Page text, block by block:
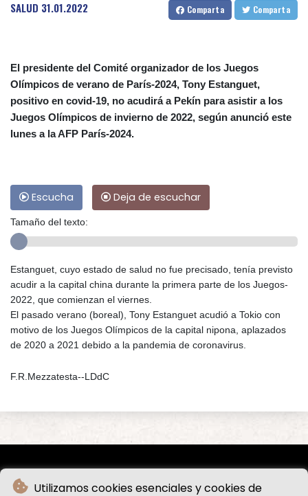
Utilizamos cookies esenciales y cookies de
SALUD 31.01.2022 Comparta Comparta
El presidente del Comité organizador de los Juegos
Olímpicos de verano de París-2024, Tony Estanguet,
positivo en covid-19, no acudirá a Pekín para asistir a los
Juegos Olímpicos de invierno de 2022, según anunció este
lunes a la AFP París-2024.
Escucha Deja de escuchar
Tamaño del texto:
Estanguet, cuyo estado de salud no fue precisado, tenía previsto
acudir a la capital china durante la primera parte de los Juegos-
2022, que comienzan el viernes.
El pasado verano (boreal), Tony Estanguet acudió a Tokio con
motivo de los Juegos Olímpicos de la capital nipona, aplazados
de 2020 a 2021 debido a la pandemia de coronavirus.
F.R.Mezzatesta--LDdC